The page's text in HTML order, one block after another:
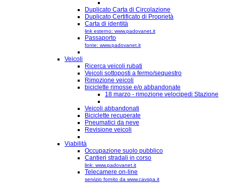
Duplicato Carta di Circolazione
Duplicato Certificato di Proprietà
Carta di identità
link esterno: www.padovanet.it
Passaporto
fonte: www.padovanet.it
Veicoli
Ricerca veicoli rubati
Veicoli sottoposti a fermo/sequestro
Rimozione veicoli
biciclette rimosse e/o abbandonate
18 marzo - rimozione velocipedi Stazione
Veicoli abbandonati
Biciclette recuperate
Pneumatici da neve
Revisione veicoli
Viabilità
Occupazione suolo pubblico
Cantieri stradali in corso
link: www.padovanet.it
Telecamere on-line
servizio fornito da www.cavspa.it